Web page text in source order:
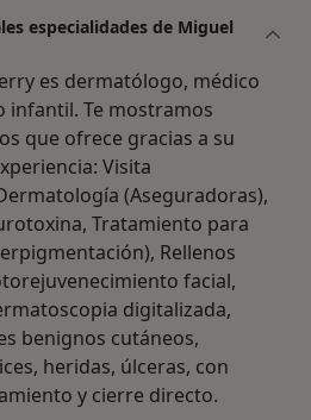
especialidades de Miguel
es dermatólogo, médico
infantil. Te mostramos
que ofrece gracias a su
Visita
(Aseguradoras),
Tratamiento para
Rellenos
facial,
digitalizada,
benignos cutáneos,
heridas, úlceras, con
y cierre directo.